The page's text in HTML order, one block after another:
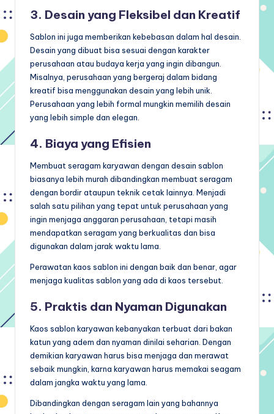
3. Desain yang Fleksibel dan Kreatif
Sablon ini juga memberikan kebebasan dalam hal desain.
Desain yang dibuat bisa sesuai dengan karakter
perusahaan atau budaya kerja yang ingin dibangun.
Misalnya, perusahaan yang bergeraj dalam bidang
kreatif bisa menggunakan desain yang lebih unik.
Perusahaan yang lebih formal mungkin memilih desain
yang lebih simple dan elegan.
4. Biaya yang Efisien
Membuat seragam karyawan dengan desain sablon
biasanya lebih murah dibandingkan membuat seragam
dengan bordir ataupun teknik cetak lainnya. Menjadi
salah satu pilihan yang tepat untuk perusahaan yang
ingin menjaga anggaran perusahaan, tetapi masih
mendapatkan seragam yang berkualitas dan bisa
digunakan dalam jarak waktu lama.
Perawatan kaos sablon ini dengan baik dan benar, agar
menjaga kualitas sablon yang ada di kaos tersebut.
5. Praktis dan Nyaman Digunakan
Kaos sablon karyawan kebanyakan terbuat dari bakan
katun yang adem dan nyaman dinilai seharian. Dengan
demikian karyawan harus bisa menjaga dan merawat
sebaik mungkin, karna karyawan harus memakai seagam
dalam jangka waktu yang lama.
Dibandingkan dengan seragam lain yang bahannya